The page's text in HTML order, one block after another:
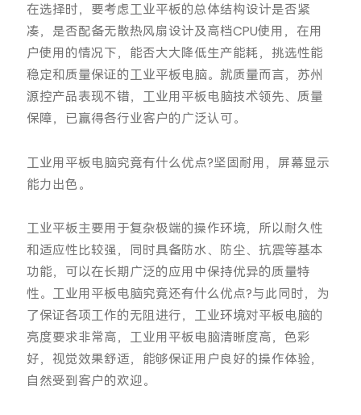
在选择时，要考虑工业平板的总体结构设计是否紧
凑，是否配备无散热风扇设计及高档CPU使用，在用
户使用的情况下，能否大大降低生产能耗，挑选性能
稳定和质量保证的工业平板电脑。就质量而言，苏州
源控产品表现不错，工业用平板电脑技术领先、质量
保障，已赢得各行业客户的广泛认可。
工业用平板电脑究竟有什么优点?坚固耐用，屏幕显示
能力出色。
工业平板主要用于复杂极端的操作环境，所以耐久性
和适应性比较强，同时具备防水、防尘、抗震等基本
功能，可以在长期广泛的应用中保持优异的质量特
性。工业用平板电脑究竟还有什么优点?与此同时，为
了保证各项工作的无阻进行，工业环境对平板电脑的
亮度要求非常高，工业用平板电脑清晰度高，色彩
好，视觉效果舒适，能够保证用户良好的操作体验，
自然受到客户的欢迎。